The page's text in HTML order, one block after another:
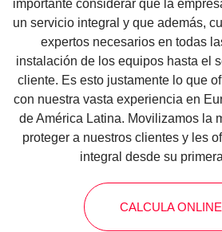
importante considerar que la
un servicio integral y que además,
expertos necesarios en todas
instalación de los equipos hasta el
cliente. Es esto justamente lo que
con nuestra vasta experiencia en
de América Latina. Movilizamos la
proteger a nuestros clientes y les
integral desde su
CALCULA ONLINE